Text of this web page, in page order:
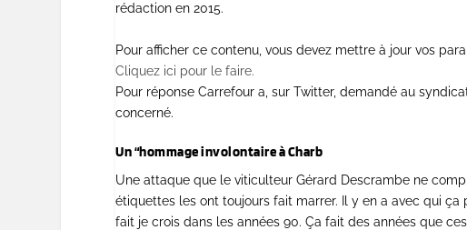
rédaction en 2015.
Pour afficher ce contenu, vous devez mettre à jour vos
Cliquez ici pour le faire.
Pour réponse Carrefour a, sur Twitter, demandé au
concerné.
Un “hommage involontaire à Charb
Une attaque que le viticulteur Gérard Descrambe ne
étiquettes les ont toujours fait marrer. Il y en a avec qui ça
fait je crois dans les années 90. Ça fait des années que